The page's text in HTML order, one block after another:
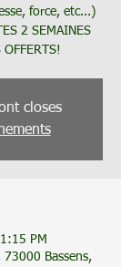
force, etc...)
2 SEMAINES
OFFERTS!
closes
PM
73000 Bassens,